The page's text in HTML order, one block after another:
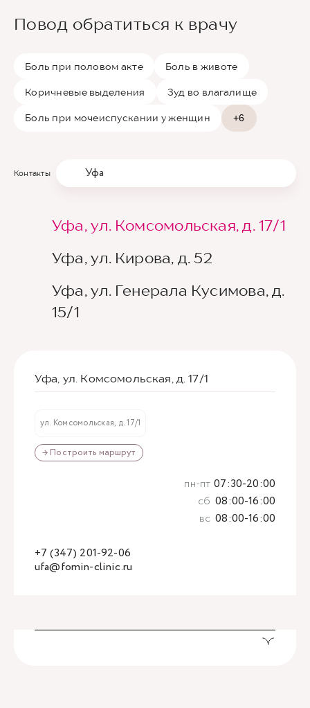
Повод обратиться к врачу
Боль при половом акте Боль в животе
Коричневые выделения Зуд во влагалище
Боль при мочеиспускании у женщин +6
Контакты Уфа
Уфа, ул. Комсомольская, д. 17/1
Уфа, ул. Кирова, д. 52
Уфа, ул. Генерала Кусимова, д.
15/1
Уфа, ул. Комсомольская, д. 17/1
ул. Комсомольская, д. 17/1
→ Построить маршрут
ufa@fomin-clinic.ru
+7 (347) 201-92-06
пн-пт 07:30-20:00
сб 08:00-16:00
вс 08:00-16:00